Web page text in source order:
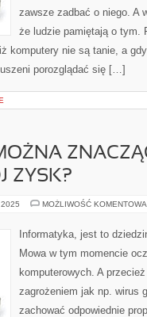
zawsze zadbać o niego. A
że ludzie pamiętają o tym.
komputery nie są tanie, a
porozglądać się […]
ZYSK?
MOŻLIWOŚĆ
Informatyka, jest to
Mowa w tym momencie
komputerowych. A
zagrożeniem jak np. wirus
zachować odpowiednie